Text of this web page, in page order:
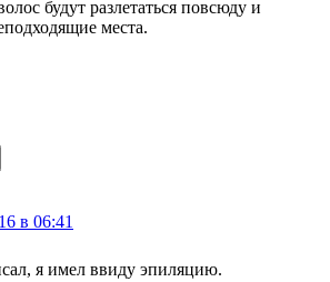
будут разлетаться повсюду и
места.
в 06:41
я имел ввиду эпиляцию.